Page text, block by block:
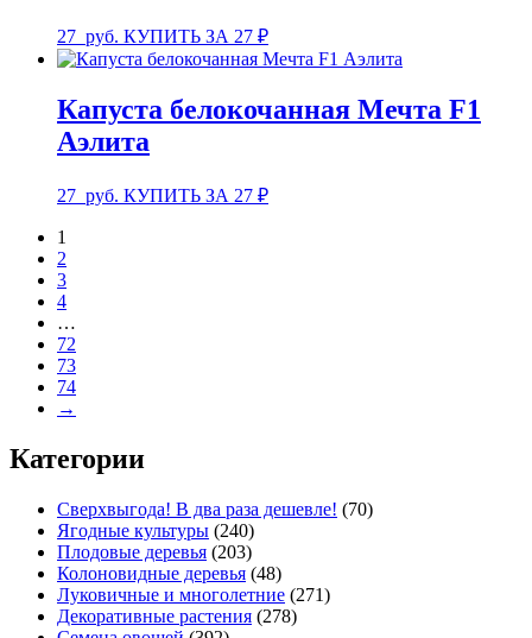
27 руб. КУПИТЬ ЗА 27 ₽
Капуста белокочанная Мечта F1
Аэлита
27 руб. КУПИТЬ ЗА 27 ₽
1
2
3
4
…
72
73
74
→
Категории
Сверхвыгода! В два раза дешевле! (70)
Ягодные культуры (240)
Плодовые деревья (203)
Колоновидные деревья (48)
Луковичные и многолетние (271)
Декоративные растения (278)